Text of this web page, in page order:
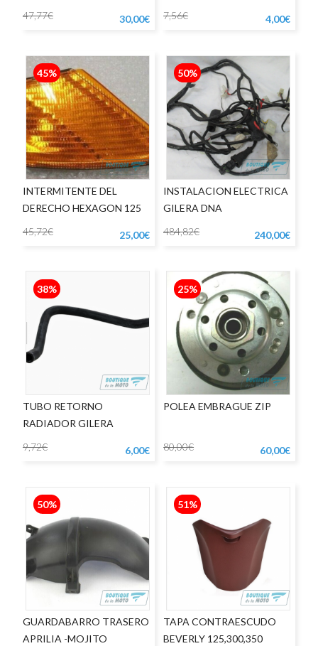
47,77€
30,00€
7,56€
4,00€
45%
INTERMITENTE DEL
DERECHO HEXAGON 125
45,72€
25,00€
50%
INSTALACION ELECTRICA
GILERA DNA
484,82€
240,00€
38%
TUBO RETORNO
RADIADOR GILERA
9,72€ 6,00€
25%
POLEA EMBRAGUE ZIP
80,00€ 60,00€
50%
GUARDABARRO TRASERO
APRILIA -MOJITO
51%
TAPA CONTRAESCUDO
BEVERLY 125,300,350